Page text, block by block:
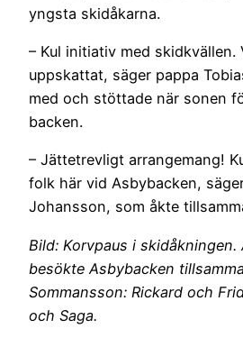
yngsta skidåkarna.
– Kul initiativ med skidkvällen.
uppskattat, säger pappa
med och stöttade när sonen
backen.
– Jättetrevligt arrangemang!
folk här vid Asbybacken,
Johansson, som åkte
Bild: Korvpaus i skidåkningen.
besökte Asbybacken
Sommansson: Rickard och
och Saga.